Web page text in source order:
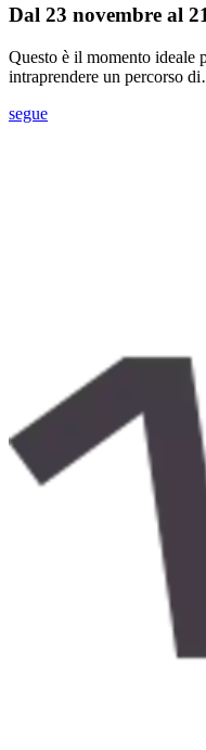
Dal 23 novembre al
Questo è il momento ideale
intraprendere un percorso
segue